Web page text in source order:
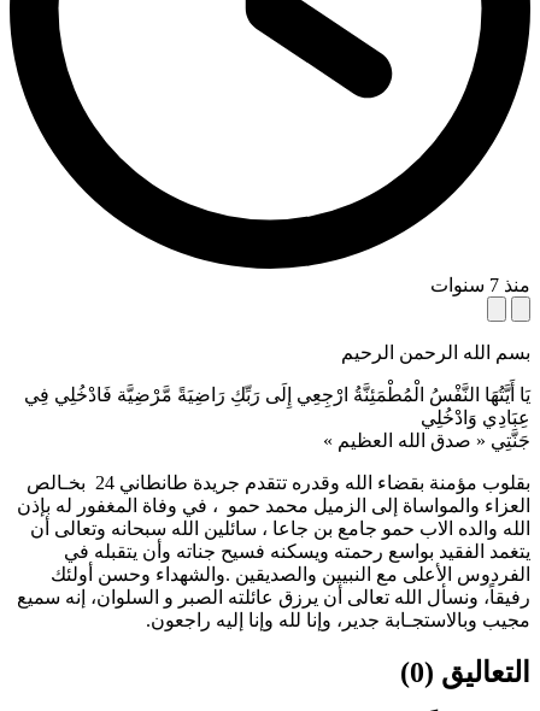
منذ 7 سنوات
بسم الله الرحمن الرحيم
يَا أَيَّتُهَا النَّفْسُ الْمُطْمَئِنَّةُ ارْجِعِي إِلَى رَبِّكِ رَاضِيَةً مَّرْضِيَّة فَادْخُلِي فِي
عِبَادِي وَادْخُلِي
جَنَّتِي « صدق الله العظيم »
بقلوب مؤمنة بقضاء الله وقدره تتقدم جريدة طانطاني 24 بخـالص
العزاء والمواساة إلى الزميل محمد حمو ، في وفاة المغفور له بإذن
الله والده الاب حمو جامع بن جاعا ، سائلين الله سبحانه وتعالى أن
يتغمد الفقيد بواسع رحمته ويسكنه فسيح جناته وأن يتقبله في
الفردوس الأعلى مع النبيين والصديقين .والشهداء وحسن أولئك
رفيقاً، ونسأل الله تعالى أن يرزق عائلته الصبر و السلوان، إنه سميع
مجيب وبالاستجـابة جدير، وإنا لله وإنا إليه راجعون.
التعاليق (0)